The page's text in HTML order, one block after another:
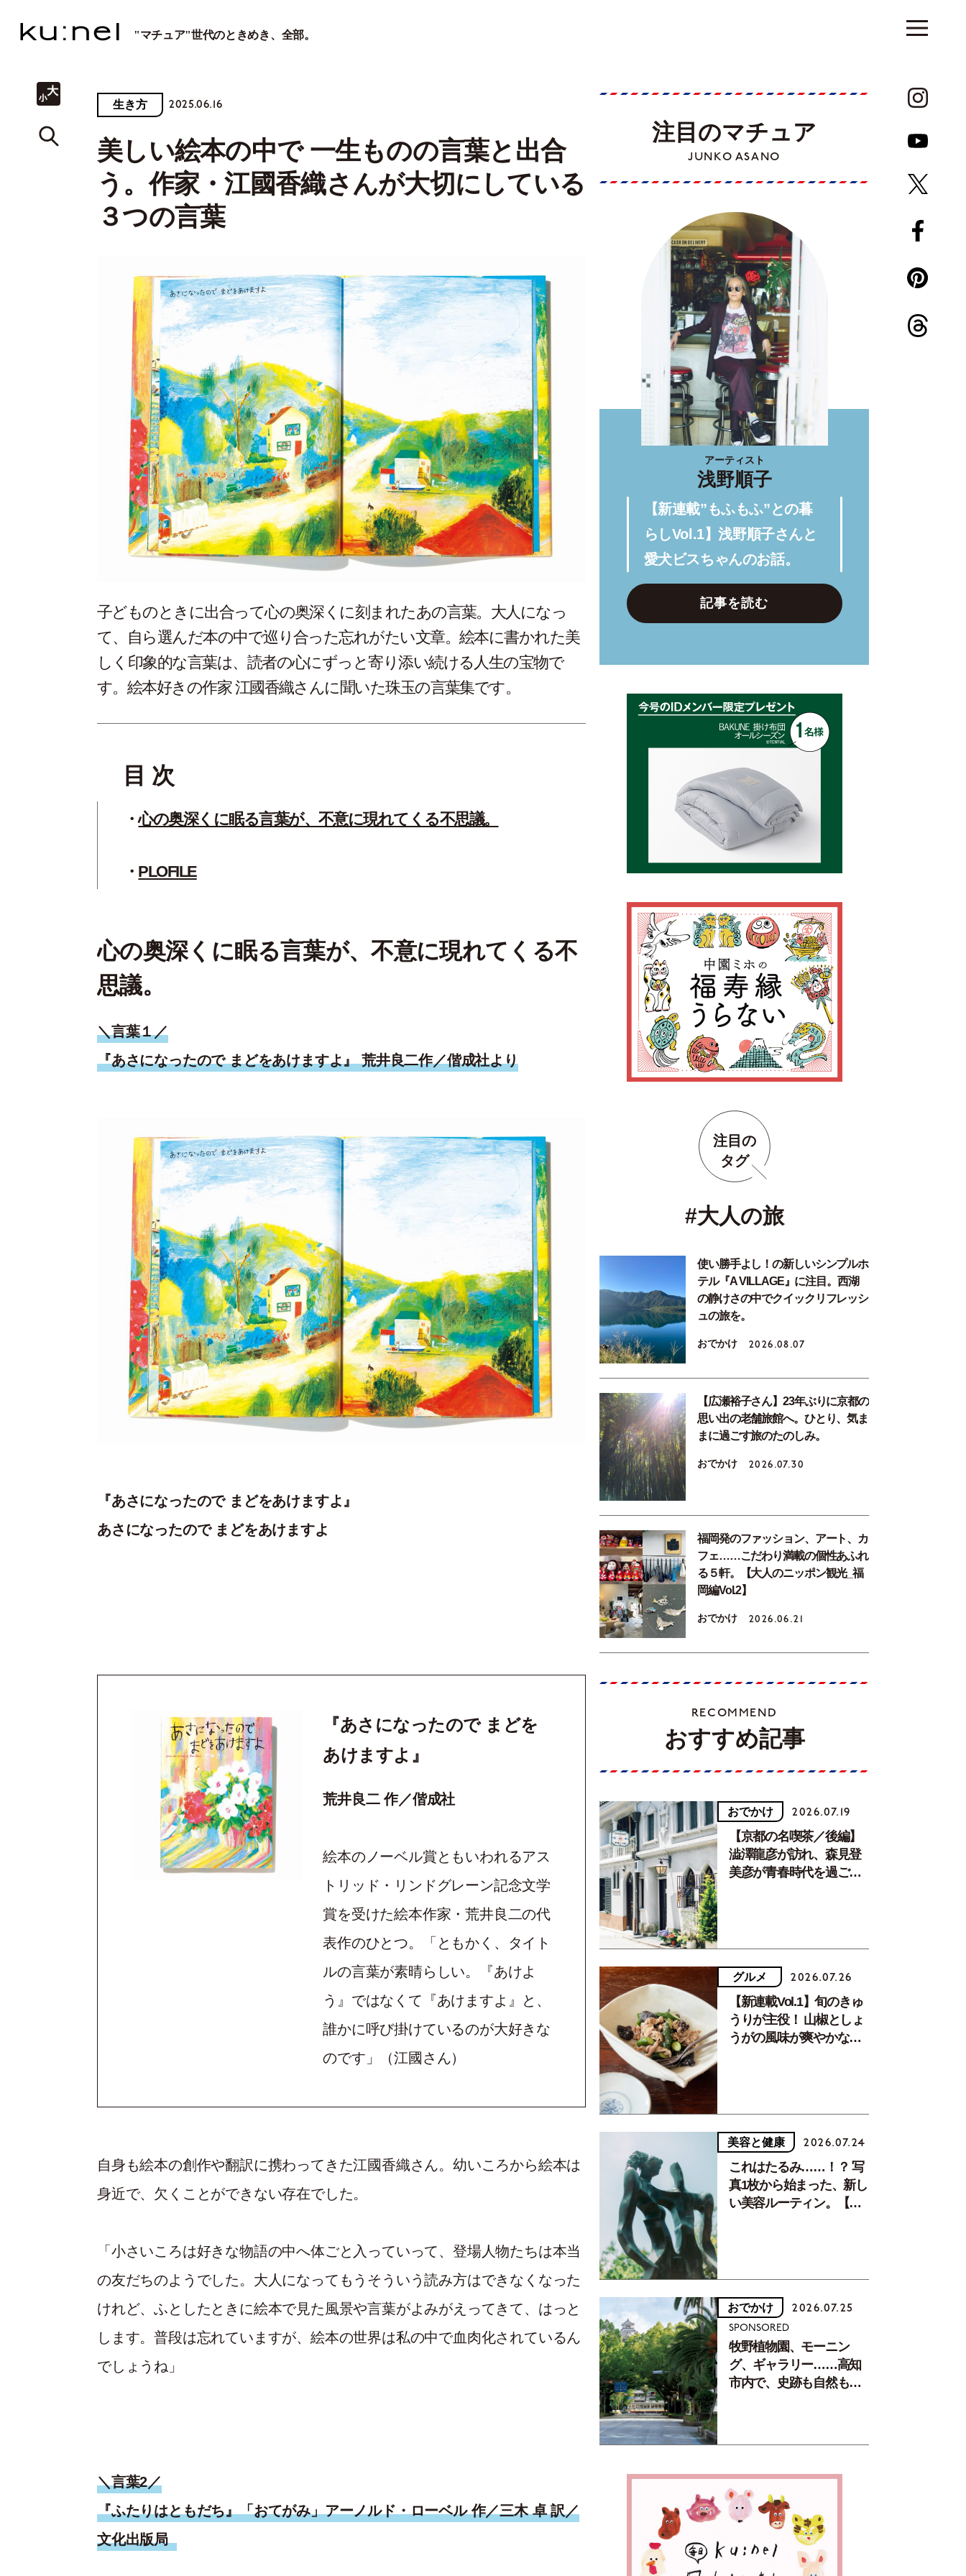
"マチュア"世代のときめき、全部。
生き方 2025.06.16
美しい絵本の中で 一生ものの言葉と出合
う。作家・江國香織さんが大切にしている
３つの言葉
子どものときに出合って心の奥深くに刻まれたあの言葉。大人になっ
て、自ら選んだ本の中で巡り合った忘れがたい文章。絵本に書かれた美
しく印象的な言葉は、読者の心にずっと寄り添い続ける人生の宝物で
す。絵本好きの作家 江國香織さんに聞いた珠玉の言葉集です。
目 次
心の奥深くに眠る言葉が、不意に現れてくる不思議。
PLOFILE
心の奥深くに眠る言葉が、不意に現れてくる不
思議。
＼言葉１／
『あさになったので まどをあけますよ』 荒井良二作／偕成社より
『あさになったので まどをあけますよ』
あさになったので まどをあけますよ
『あさになったので まどを
あけますよ』
荒井良二 作／偕成社
絵本のノーベル賞ともいわれるアス
トリッド・リンドグレーン記念文学
賞を受けた絵本作家・荒井良二の代
表作のひとつ。「ともかく、タイト
ルの言葉が素晴らしい。『あけよ
う』ではなくて『あけますよ』と、
誰かに呼び掛けているのが大好きな
のです」（江國さん）
自身も絵本の創作や翻訳に携わってきた江國香織さん。幼いころから絵本は
身近で、欠くことができない存在でした。
「小さいころは好きな物語の中へ体ごと入っていって、登場人物たちは本当
の友だちのようでした。大人になってもうそういう読み方はできなくなった
けれど、ふとしたときに絵本で見た風景や言葉がよみがえってきて、はっと
します。普段は忘れていますが、絵本の世界は私の中で血肉化されているん
でしょうね」
＼言葉2／
『ふたりはともだち』「おてがみ」アーノルド・ローベル 作／三木 卓 訳／
文化出版局
注目のマチュア
JUNKO ASANO
アーティスト
浅野順子
【新連載”もふもふ”との暮
らしVol.1】浅野順子さんと
愛犬ビスちゃんのお話。
記事を読む
注目の
タグ
#大人の旅
使い勝手よし！の新しいシンプルホ
テル『A VILLAGE』に注目。西湖
の静けさの中でクイックリフレッシ
ュの旅を。
おでかけ 2026.08.07
【広瀬裕子さん】23年ぶりに京都の
思い出の老舗旅館へ。ひとり、気ま
まに過ごす旅のたのしみ。
おでかけ 2026.07.30
福岡発のファッション、アート、カ
フェ……こだわり満載の個性あふれ
る５軒。【大人のニッポン観光_福
岡編Vol.2】
おでかけ 2026.06.21
RECOMMEND
おすすめ記事
おでかけ 2026.07.19
【京都の名喫茶／後編】
澁澤龍彦が訪れ、森見登
美彦が青春時代を過ごし
グルメ 2026.07.26
【新連載Vol.1】旬のきゅ
うりが主役！ 山椒としょ
うがの風味が爽やかな、
美容と健康 2026.07.24
これはたるみ……！？ 写
真1枚から始まった、新し
い美容ルーティン。【中
おでかけ 2026.07.25
SPONSORED
牧野植物園、モーニン
グ、ギャラリー……高知
市内で、史跡も自然もグ